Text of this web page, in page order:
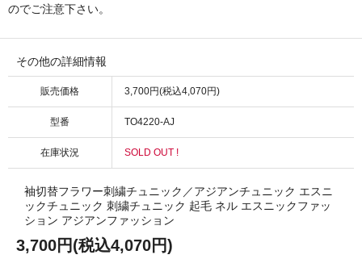
のでご注意下さい。
その他の詳細情報
販売価格 3,700円(税込4,070円)
型番 TO4220-AJ
在庫状況 SOLD OUT !
袖切替フラワー刺繍チュニック／アジアンチュニック エスニ
ックチュニック 刺繍チュニック 起毛 ネル エスニックファッ
ション アジアンファッション
3,700円(税込4,070円)